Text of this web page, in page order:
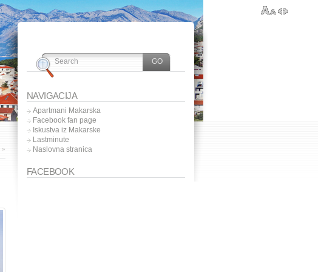
»
NAVIGACIJA
Apartmani Makarska
Facebook fan page
Iskustva iz Makarske
Lastminute
Naslovna stranica
FACEBOOK